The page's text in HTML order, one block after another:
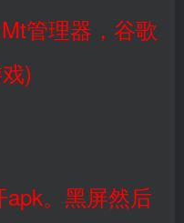
管理器，谷歌
)
。黑屏然后